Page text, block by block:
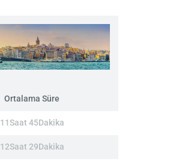
Ortalama Süre
11Saat 45Dakika
12Saat 29Dakika